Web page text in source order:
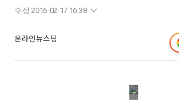
수정 2016-02-17 16:38
온라인뉴스팀